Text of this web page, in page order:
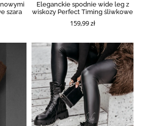
szara
Eleganckie spodnie wide leg z
wiskozy Perfect Timing śliwkowe
159,99 zł